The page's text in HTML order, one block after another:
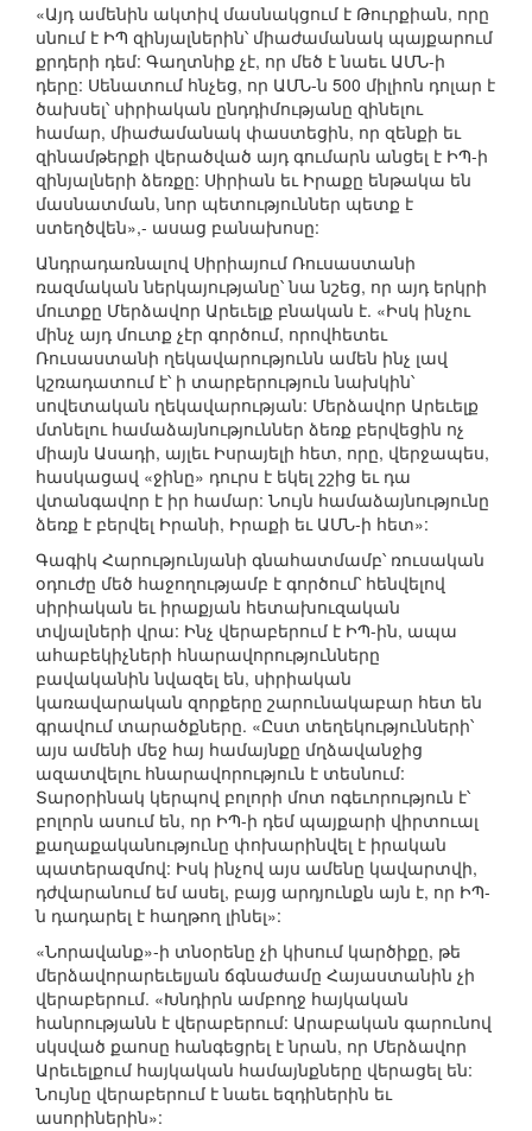
«Այդ ամենին ակտիվ մասնակցում է Թուրքիան, որը
սնում է ԻՊ զինյալներին՝ միաժամանակ պայքարում
քրդերի դեմ: Գաղտնիք չէ, որ մեծ է նաեւ ԱՄՆ-ի
դերը: Սենատում հնչեց, որ ԱՄՆ-ն 500 միլիոն դոլար է
ծախսել՝ սիրիական ընդդիմությանը զինելու
համար, միաժամանակ փաստեցին, որ զենքի եւ
զինամթերքի վերածված այդ գումարն անցել է ԻՊ-ի
զինյալների ձեռքը: Սիրիան եւ Իրաքը ենթակա են
մասնատման, նոր պետություններ պետք է
ստեղծվեն»,- ասաց բանախոսը:
Անդրադառնալով Սիրիայում Ռուսաստանի
ռազմական ներկայությանը՝ նա նշեց, որ այդ երկրի
մուտքը Մերձավոր Արեւելք բնական է. «Իսկ ինչու
մինչ այդ մուտք չէր գործում, որովհետեւ
Ռուսաստանի ղեկավարությունն ամեն ինչ լավ
կշռադատում է՝ ի տարբերություն նախկին՝
սովետական ղեկավարության: Մերձավոր Արեւելք
մտնելու համաձայնություններ ձեռք բերվեցին ոչ
միայն Ասադի, այլեւ Իսրայելի հետ, որը, վերջապես,
հասկացավ «ջինը» դուրս է եկել շշից եւ դա
վտանգավոր է իր համար: Նույն համաձայնությունը
ձեռք է բերվել Իրանի, Իրաքի եւ ԱՄՆ-ի հետ»:
Գագիկ Հարությունյանի գնահատմամբ՝ ռուսական
օդուժը մեծ հաջողությամբ է գործում՝ հենվելով
սիրիական եւ իրաքյան հետախուզական
տվյալների վրա: Ինչ վերաբերում է ԻՊ-ին, ապա
ահաբեկիչների հնարավորությունները
բավականին նվազել են, սիրիական
կառավարական զորքերը շարունակաբար հետ են
գրավում տարածքները. «Ըստ տեղեկությունների՝
այս ամենի մեջ հայ համայնքը մղձավանջից
ազատվելու հնարավորություն է տեսնում:
Տարօրինակ կերպով բոլորի մոտ ոգեւորություն է՝
բոլորն ասում են, որ ԻՊ-ի դեմ պայքարի վիրտուալ
քաղաքականությունը փոխարինվել է իրական
պատերազմով: Իսկ ինչով այս ամենը կավարտվի,
դժվարանում եմ ասել, բայց արդյունքն այն է, որ ԻՊ-
ն դադարել է հաղթող լինել»:
«Նորավանք»-ի տնօրենը չի կիսում կարծիքը, թե
մերձավորարեւելյան ճգնաժամը Հայաստանին չի
վերաբերում. «Խնդիրն ամբողջ հայկական
հանրությանն է վերաբերում: Արաբական գարունով
սկսված քաոսը հանգեցրել է նրան, որ Մերձավոր
Արեւելքում հայկական համայնքները վերացել են:
Նույնը վերաբերում է նաեւ եզդիներին եւ
ասորիներին»: